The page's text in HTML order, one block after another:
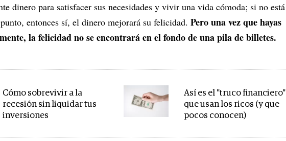
dinero para satisfacer sus necesidades y vivir una vida cómoda; si no está
entonces sí, el dinero mejorará su felicidad. Pero una vez que hayas
la felicidad no se encontrará en el fondo de una pila de billetes.
Cómo sobrevivir a la
recesión sin liquidar tus
inversiones
Así es el "truco financiero"
que usan los ricos (y que
pocos conocen)